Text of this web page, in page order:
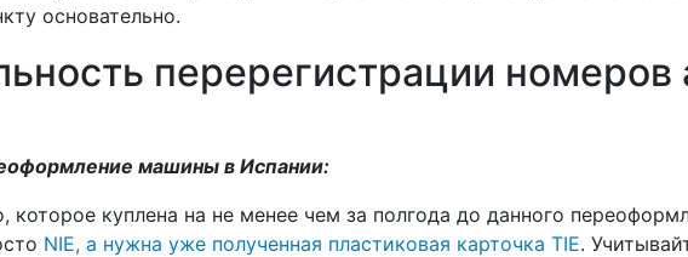
основательно.
перерегистрации номеров
машины в Испании:
которое куплена на не менее чем за полгода до данного
NIE, а нужна уже полученная пластиковая карточка TIE.